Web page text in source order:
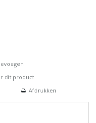
dit product
Afdrukken